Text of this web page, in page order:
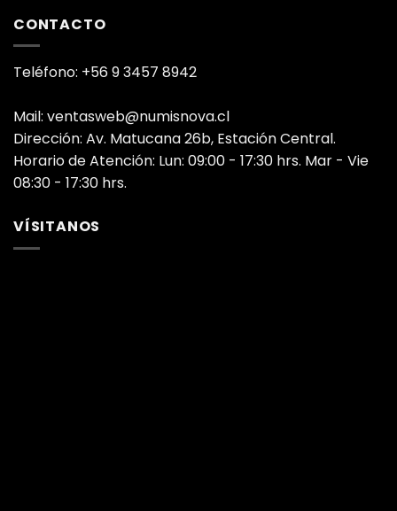
CONTACTO
Teléfono: +56 9 3457 8942
Mail: ventasweb@numisnova.cl
Dirección: Av. Matucana 26b, Estación Central.
Horario de Atención: Lun: 09:00 - 17:30 hrs. Mar - Vie
08:30 - 17:30 hrs.
VÍSITANOS